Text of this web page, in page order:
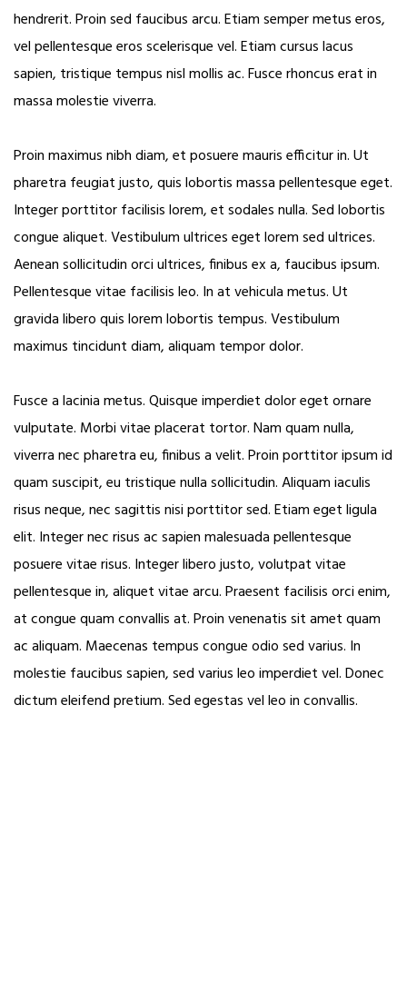
hendrerit. Proin sed faucibus arcu. Etiam semper metus eros,
vel pellentesque eros scelerisque vel. Etiam cursus lacus
sapien, tristique tempus nisl mollis ac. Fusce rhoncus erat in
massa molestie viverra.
Proin maximus nibh diam, et posuere mauris efficitur in. Ut
pharetra feugiat justo, quis lobortis massa pellentesque eget.
Integer porttitor facilisis lorem, et sodales nulla. Sed lobortis
congue aliquet. Vestibulum ultrices eget lorem sed ultrices.
Aenean sollicitudin orci ultrices, finibus ex a, faucibus ipsum.
Pellentesque vitae facilisis leo. In at vehicula metus. Ut
gravida libero quis lorem lobortis tempus. Vestibulum
maximus tincidunt diam, aliquam tempor dolor.
Fusce a lacinia metus. Quisque imperdiet dolor eget ornare
vulputate. Morbi vitae placerat tortor. Nam quam nulla,
viverra nec pharetra eu, finibus a velit. Proin porttitor ipsum id
quam suscipit, eu tristique nulla sollicitudin. Aliquam iaculis
risus neque, nec sagittis nisi porttitor sed. Etiam eget ligula
elit. Integer nec risus ac sapien malesuada pellentesque
posuere vitae risus. Integer libero justo, volutpat vitae
pellentesque in, aliquet vitae arcu. Praesent facilisis orci enim,
at congue quam convallis at. Proin venenatis sit amet quam
ac aliquam. Maecenas tempus congue odio sed varius. In
molestie faucibus sapien, sed varius leo imperdiet vel. Donec
dictum eleifend pretium. Sed egestas vel leo in convallis.